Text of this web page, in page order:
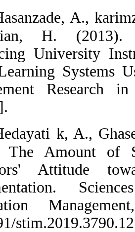
26. 
motaghian,
Influencing
Based
Management
27.  Hedayati
(2019). The
Professors'
Information
10.22091/